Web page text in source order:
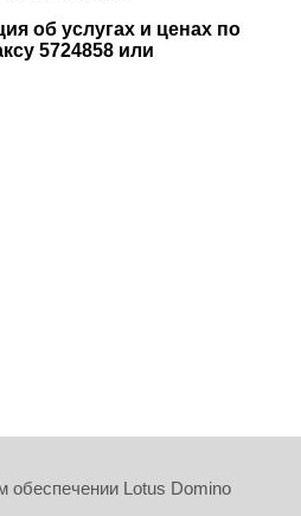
об услугах и ценах по
5724858 или
обеспечении Lotus Domino